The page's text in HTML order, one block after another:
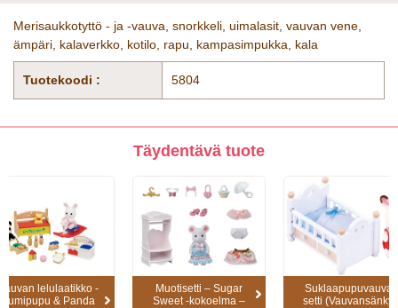
Merisaukkotyttö - ja -vauva, snorkkeli, uimalasit, vauvan vene,
ämpäri, kalaverkko, kotilo, rapu, kampasimpukka, kala
Tuotekoodi : 5804
Täydentävä tuote
lelulaatikko -
Lumipupu & Panda
Muotisetti – Sugar
Sweet -kokoelma –
Suklaapupuvauva-
setti (Vauvansänky)